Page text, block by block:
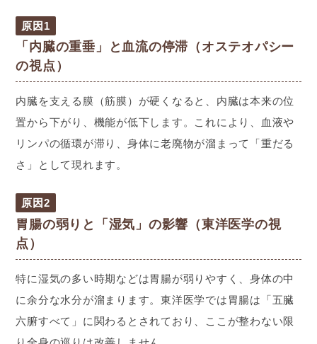
原因1
「内臓の重垂」と血流の停滞（オステオパシー
の視点）
内臓を支える膜（筋膜）が硬くなると、内臓は本来の位
置から下がり、機能が低下します。これにより、血液や
リンパの循環が滞り、身体に老廃物が溜まって「重だる
さ」として現れます。
原因2
胃腸の弱りと「湿気」の影響（東洋医学の視
点）
特に湿気の多い時期などは胃腸が弱りやすく、身体の中
に余分な水分が溜まります。東洋医学では胃腸は「五臓
六腑すべて」に関わるとされており、ここが整わない限